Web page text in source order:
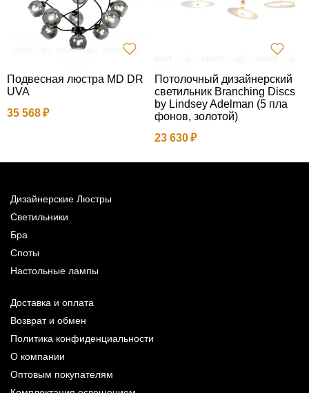
Подвесная люстра MD DR
UVA
35 568
Потолочный дизайнерский
светильник Branching Discs
by Lindsey Adelman (5 пла
фонов, золотой)
23 630
Дизайнерские Люстры
Светильники
Бра
Споты
Настольные лампы
Доставка и оплата
Возврат и обмен
Политика конфиденциальности
О компании
Оптовым покупателям